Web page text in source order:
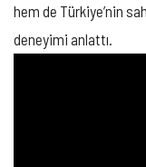
hem de Türkiye’nin
deneyimi anlattı.